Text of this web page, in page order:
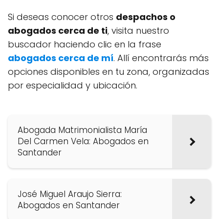
Si deseas conocer otros despachos o
abogados cerca de ti, visita nuestro
buscador haciendo clic en la frase
abogados cerca de mí. Allí encontrarás más
opciones disponibles en tu zona, organizadas
por especialidad y ubicación.
Abogada Matrimonialista María
Del Carmen Vela: Abogados en
Santander
José Miguel Araujo Sierra:
Abogados en Santander